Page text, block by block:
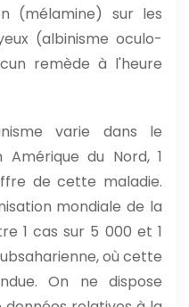
(mélamine) sur les
(albinisme oculo-
remède à l'heure
varie dans le
du Nord, 1
de cette maladie.
mondiale de la
1 cas sur 5 000 et 1
où cette
On ne dispose